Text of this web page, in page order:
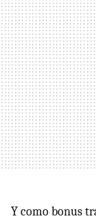
Y como bonus